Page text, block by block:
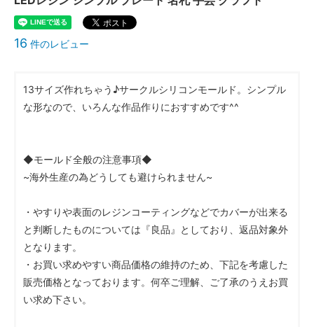
16 件のレビュー
13サイズ作れちゃう♪サークルシリコンモールド。シンプル
な形なので、いろんな作品作りにおすすめです^^
◆モールド全般の注意事項◆
~海外生産の為どうしても避けられません~
・やすりや表面のレジンコーティングなどでカバーが出来る
と判断したものについては『良品』としており、返品対象外
となります。
・お買い求めやすい商品価格の維持のため、下記を考慮した
販売価格となっております。何卒ご理解、ご了承のうえお買
い求め下さい。